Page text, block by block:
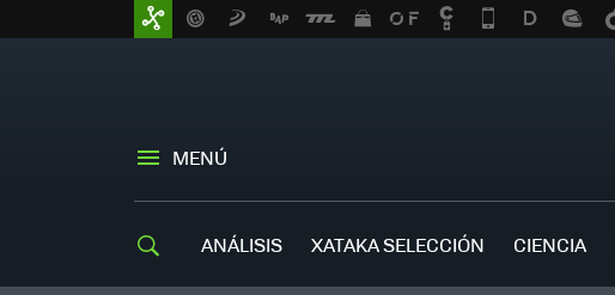
MENÚ
ANÁLISIS XATAKA SELECCIÓN CIENCIA